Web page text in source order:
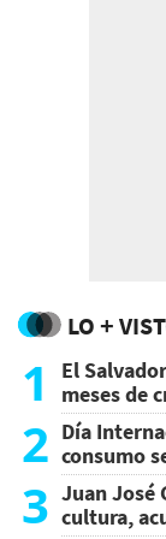
LO +
1
El
meses de
2 Día
consumo
3 Juan José
cultura,